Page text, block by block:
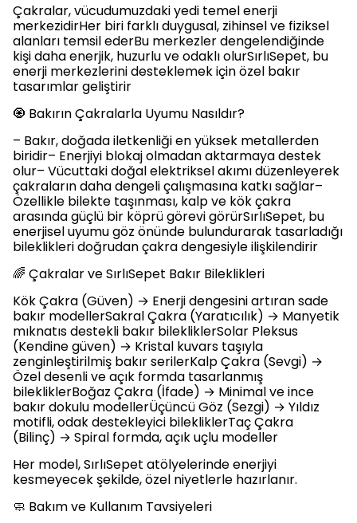
Çakralar, vücudumuzdaki yedi temel enerji
merkezidirHer biri farklı duygusal, zihinsel ve fiziksel
alanları temsil ederBu merkezler dengelendiğinde
kişi daha enerjik, huzurlu ve odaklı olurSırlıSepet, bu
enerji merkezlerini desteklemek için özel bakır
tasarımlar geliştirir
🧿 Bakırın Çakralarla Uyumu Nasıldır?
– Bakır, doğada iletkenliği en yüksek metallerden
biridir– Enerjiyi blokaj olmadan aktarmaya destek
olur– Vücuttaki doğal elektriksel akımı düzenleyerek
çakraların daha dengeli çalışmasına katkı sağlar–
Özellikle bilekte taşınması, kalp ve kök çakra
arasında güçlü bir köprü görevi görürSırlıSepet, bu
enerjisel uyumu göz önünde bulundurarak tasarladığı
bileklikleri doğrudan çakra dengesiyle ilişkilendirir
🌈 Çakralar ve SırlıSepet Bakır Bileklikleri
Kök Çakra (Güven) → Enerji dengesini artıran sade
bakır modellerSakral Çakra (Yaratıcılık) → Manyetik
mıknatıs destekli bakır bilekliklerSolar Pleksus
(Kendine güven) → Kristal kuvars taşıyla
zenginleştirilmiş bakır serilerKalp Çakra (Sevgi) →
Özel desenli ve açık formda tasarlanmış
bilekliklerBoğaz Çakra (İfade) → Minimal ve ince
bakır dokulu modellerÜçüncü Göz (Sezgi) → Yıldız
motifli, odak destekleyici bilekliklerTaç Çakra
(Bilinç) → Spiral formda, açık uçlu modeller
Her model, SırlıSepet atölyelerinde enerjiyi
kesmeyecek şekilde, özel niyetlerle hazırlanır.
🧼 Bakım ve Kullanım Tavsiyeleri